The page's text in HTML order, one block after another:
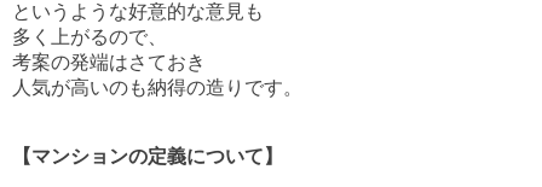
というような好意的な意見も
多く上がるので、
考案の発端はさておき
人気が高いのも納得の造りです。
【マンションの定義について】